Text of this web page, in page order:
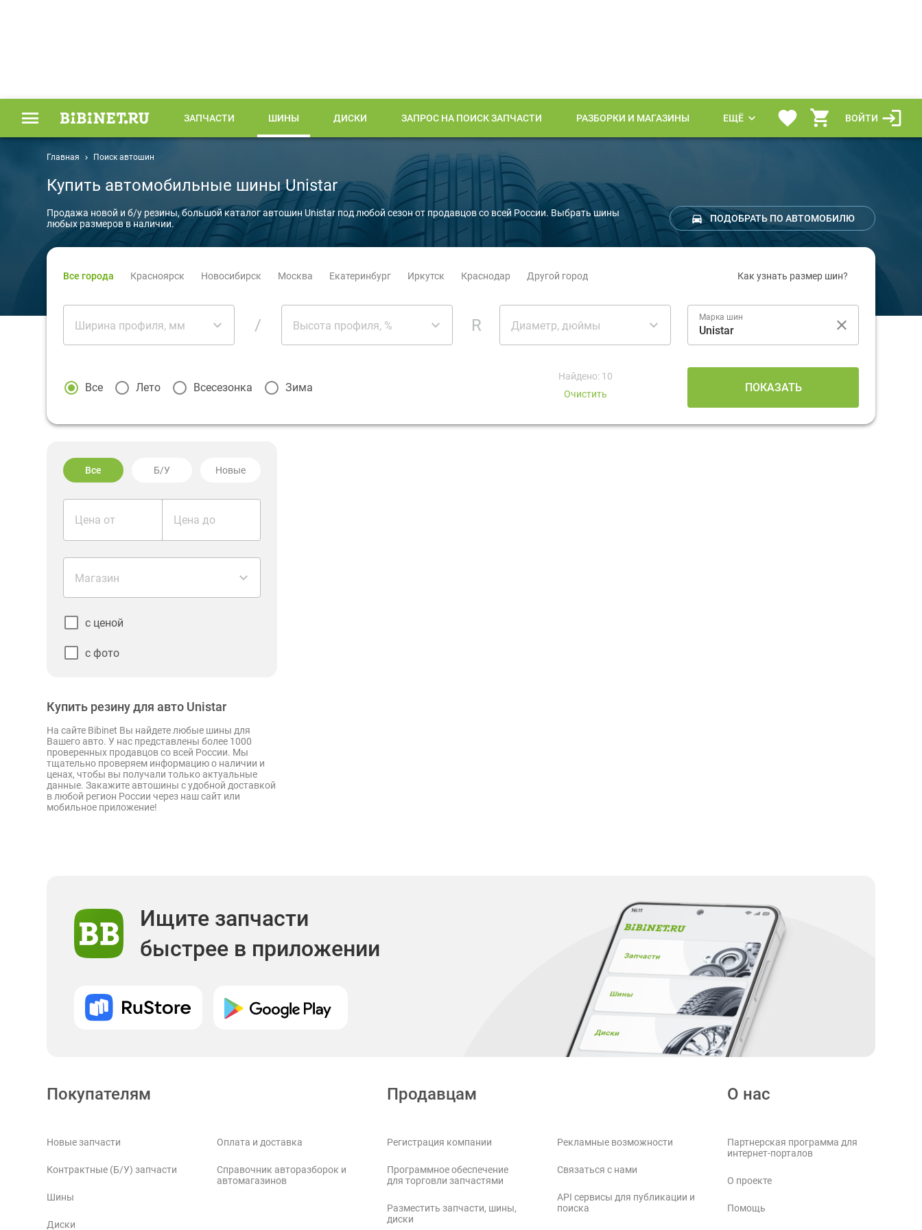
ЗАПЧАСТИ ШИНЫ ДИСКИ ЗАПРОС НА ПОИСК ЗАПЧАСТИ РАЗБОРКИ И МАГАЗИНЫ ЕЩЁ ВОЙТИ
Главная Поиск автошин
Купить автомобильные шины Unistar
Продажа новой и б/у резины, большой каталог автошин Unistar под любой сезон от продавцов со всей России. Выбрать шины
любых размеров в наличии.
ПОДОБРАТЬ ПО АВТОМОБИЛЮ
Все города Красноярск Новосибирск Москва Екатеринбург Иркутск Краснодар Другой город Как узнать размер шин?
Ширина профиля, мм / Высота профиля, % R Диаметр, дюймы
Марка шин
Все Лето Всесезонка Зима
Найдено: 10
Очистить
ПОКАЗАТЬ
Все Б/У Новые
Цена от Цена до
Магазин
с ценой
с фото
Купить резину для авто Unistar
На сайте Bibinet Вы найдете любые шины для
Вашего авто. У нас представлены более 1000
проверенных продавцов со всей России. Мы
тщательно проверяем информацию о наличии и
ценах, чтобы вы получали только актуальные
данные. Закажите автошины с удобной доставкой
в любой регион России через наш сайт или
мобильное приложение!
Ищите запчасти
быстрее в приложении
Покупателям
Новые запчасти
Контрактные (Б/У) запчасти
Шины
Диски
Оплата и доставка
Справочник авторазборок и
автомагазинов
Продавцам
Регистрация компании
Программное обеспечение
для торговли запчастями
Разместить запчасти, шины,
диски
Рекламные возможности
Связаться с нами
API сервисы для публикации и
поиска
О нас
Партнерская программа для
интернет-порталов
О проекте
Помощь